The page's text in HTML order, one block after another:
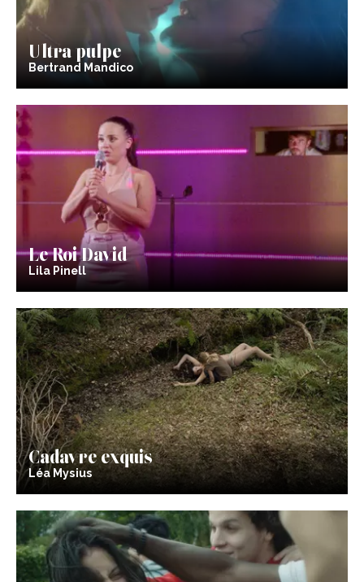
Ultra pulpe
Bertrand Mandico
Le Roi David
Lila Pinell
Cadavre exquis
Léa Mysius